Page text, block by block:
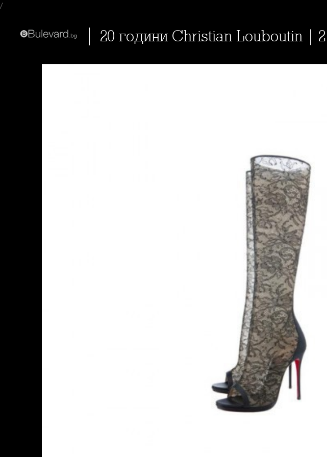
/
20 години Christian Louboutin | 2